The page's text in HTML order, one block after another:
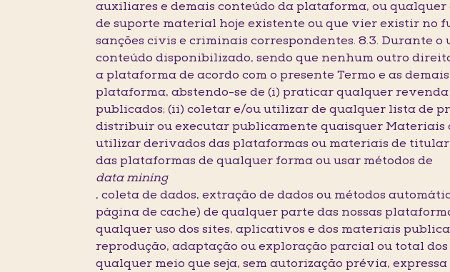
auxiliares e demais conteúdo da plataforma, ou
de suporte material hoje existente ou que vier existir no
sanções civis e criminais correspondentes. 8.3. Durante o
conteúdo disponibilizado, sendo que nenhum outro
a plataforma de acordo com o presente Termo e as
plataforma, abstendo-se de (i) praticar qualquer
publicados; (ii) coletar e/ou utilizar de qualquer lista de
distribuir ou executar publicamente quaisquer
utilizar derivados das plataformas ou materiais de
das plataformas de qualquer forma ou usar métodos de
data mining
, coleta de dados, extração de dados ou métodos
página de cache) de qualquer parte das nossas
qualquer uso dos sites, aplicativos e dos materiais
reprodução, adaptação ou exploração parcial ou total
qualquer meio que seja, sem autorização prévia,